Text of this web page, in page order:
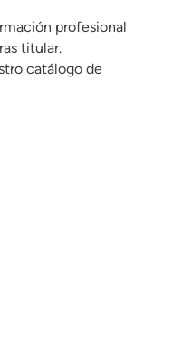
profesional
titular.
catálogo de